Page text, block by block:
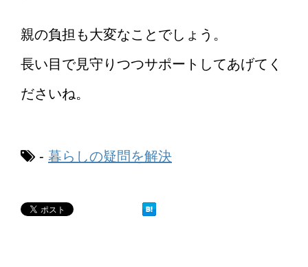
親の負担も大変なことでしょう。
長い目で見守りつつサポートしてあげてく
ださいね。
- 暮らしの疑問を解決